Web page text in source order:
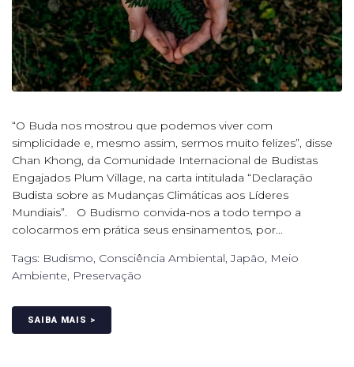
“O Buda nos mostrou que podemos viver com
simplicidade e, mesmo assim, sermos muito felizes”, disse
Chan Khong, da Comunidade Internacional de Budistas
Engajados Plum Village, na carta intitulada “Declaração
Budista sobre as Mudanças Climáticas aos Líderes
Mundiais”. O Budismo convida-nos a todo tempo a
colocarmos em prática seus ensinamentos, por...
Tags: Budismo, Consciência Ambiental,Japão, Meio
Ambiente, Preservação
SAIBA MAIS >